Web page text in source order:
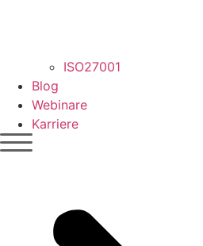
ISO27001
Blog
Webinare
Karriere